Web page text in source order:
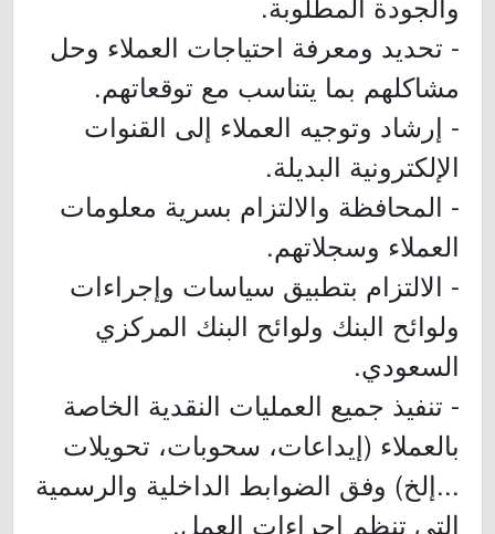
- تحديد ومعرفة احتياجات العملاء وحل
مشاكلهم بما يتناسب مع توقعاتهم.
- إرشاد وتوجيه العملاء إلى القنوات
الإلكترونية البديلة.
- المحافظة والالتزام بسرية معلومات
العملاء وسجلاتهم.
- الالتزام بتطبيق سياسات وإجراءات
ولوائح البنك ولوائح البنك المركزي
السعودي.
- تنفيذ جميع العمليات النقدية الخاصة
بالعملاء (إيداعات، سحوبات، تحويلات
...إلخ) وفق الضوابط الداخلية والرسمية
التي تنظم إجراءات العمل.